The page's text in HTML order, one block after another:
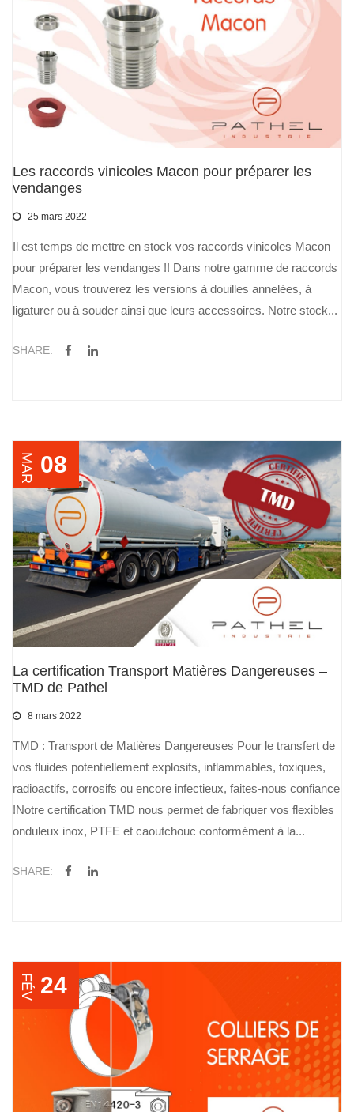
Les raccords vinicoles Macon pour préparer les
vendanges
25 mars 2022
Il est temps de mettre en stock vos raccords vinicoles Macon
pour préparer les vendanges !! Dans notre gamme de raccords
Macon, vous trouverez les versions à douilles annelées, à
ligaturer ou à souder ainsi que leurs accessoires. Notre stock...
SHARE:
08
MAR
La certification Transport Matières Dangereuses –
TMD de Pathel
8 mars 2022
TMD : Transport de Matières Dangereuses Pour le transfert de
vos fluides potentiellement explosifs, inflammables, toxiques,
radioactifs, corrosifs ou encore infectieux, faites-nous confiance
!Notre certification TMD nous permet de fabriquer vos flexibles
onduleux inox, PTFE et caoutchouc conformément à la...
SHARE:
24
FÉV